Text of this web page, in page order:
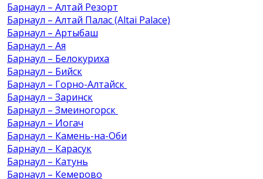
Барнаул – Алтай Резорт
Барнаул – Алтай Палас (Altai Palace)
Барнаул – Артыбаш
Барнаул – Ая
Барнаул – Белокуриха
Барнаул – Бийск
Барнаул – Горно-Алтайск
Барнаул – Заринск
Барнаул – Змеиногорск
Барнаул – Иогач
Барнаул – Камень-на-Оби
Барнаул – Карасук
Барнаул – Катунь
Барнаул – Кемерово